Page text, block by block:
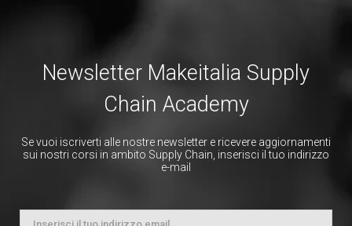
Newsletter Makeitalia Supply
Chain Academy
Se vuoi iscriverti alle nostre newsletter e ricevere aggiornamenti
sui nostri corsi in ambito Supply Chain, inserisci il tuo indirizzo
e-mail